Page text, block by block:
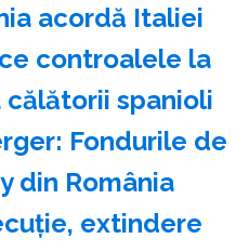
acordă Italiei
controalele la
spanioli
Fondurile de
din România
extindere